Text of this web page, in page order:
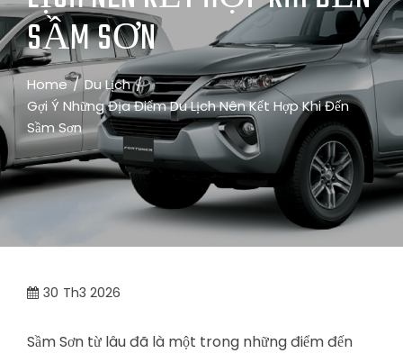
SẦM SƠN
Home
Du Lịch
Gợi Ý Những Địa Điểm Du Lịch Nên Kết Hợp Khi Đến
Sầm Sơn
30 Th3 2026
Sầm Sơn từ lâu đã là một trong những điểm đến